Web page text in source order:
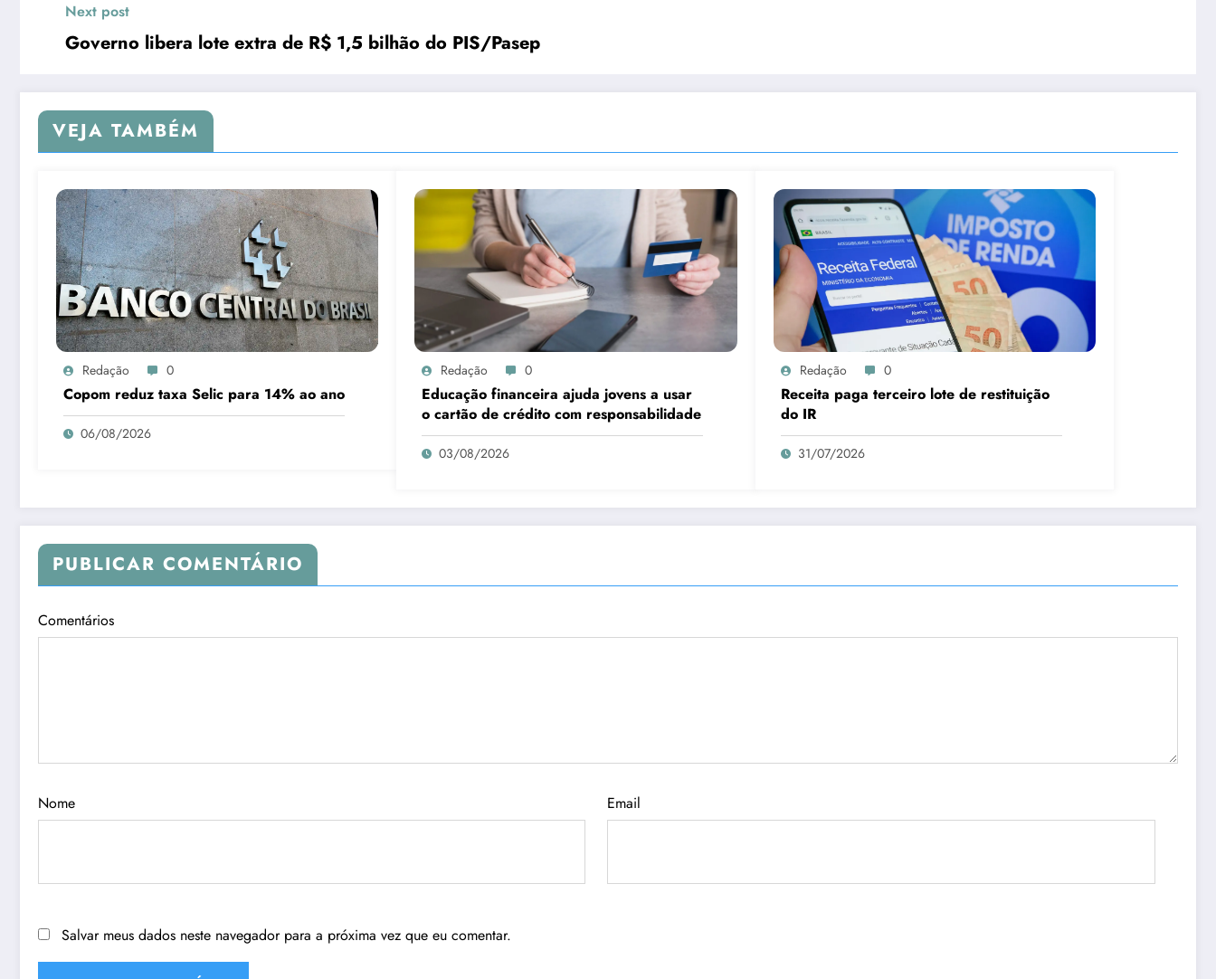
Next post
Governo libera lote extra de R$ 1,5 bilhão do PIS/Pasep
VEJA TAMBÉM
Redação 0
Copom reduz taxa Selic para 14% ao ano
06/08/2026
Redação 0
Educação financeira ajuda jovens a usar
o cartão de crédito com responsabilidade
03/08/2026
Redação 0
Receita paga terceiro lote de restituição
do IR
31/07/2026
PUBLICAR COMENTÁRIO
Comentários
Nome Email
Salvar meus dados neste navegador para a próxima vez que eu comentar.